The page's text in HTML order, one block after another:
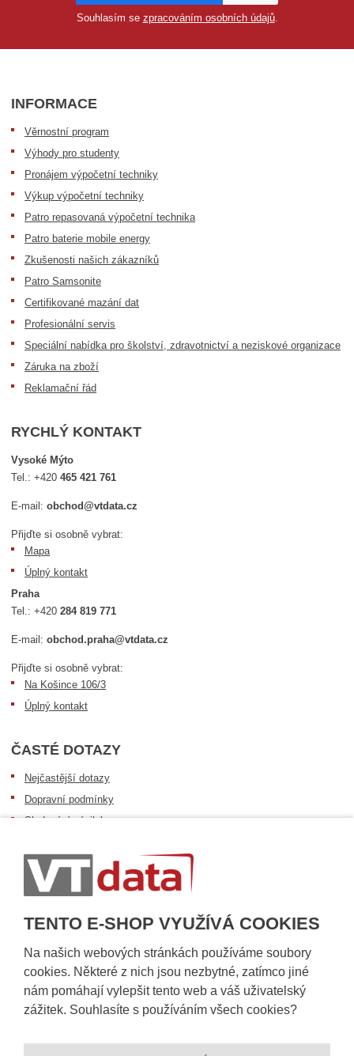
TENTO E-SHOP VYUŽÍVÁ COOKIES
Na našich webových stránkách používáme soubory
cookies. Některé z nich jsou nezbytné, zatímco jiné
nám pomáhají vylepšit tento web a váš uživatelský
zážitek. Souhlasíte s používáním všech cookies?
Souhlasím se zpracováním osobních údajů.
INFORMACE
Věrnostní program
Výhody pro studenty
Pronájem výpočetní techniky
Výkup výpočetní techniky
Patro repasovaná výpočetní technika
Patro baterie mobile energy
Zkušenosti našich zákazníků
Patro Samsonite
Certifikované mazání dat
Profesionální servis
Speciální nabídka pro školství, zdravotnictví a neziskové organizace
Záruka na zboží
Reklamační řád
RYCHLÝ KONTAKT
Vysoké Mýto
Tel.:+420465 421 761
E-mail:obchod@vtdata.cz
Přijďte si osobně vybrat:
Mapa
Úplný kontakt
Praha
Tel.:+420284 819 771
E-mail:obchod.praha@vtdata.cz
Přijďte si osobně vybrat:
Na Košince 106/3
Úplný kontakt
ČASTÉ DOTAZY
Nejčastější dotazy
Dopravní podmínky
Sledování zásilek
Informace k dostupnosti zboží
Obecné informace